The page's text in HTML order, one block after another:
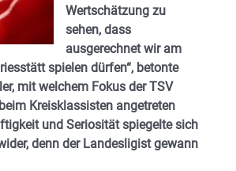
Wertschätzung zu
sehen, dass
ausgerechnet wir am
spielen dürfen“, betonte
mit welchem Fokus der TSV
Kreisklassisten angetreten
und Seriosität spiegelte sich
denn der Landesligist gewann